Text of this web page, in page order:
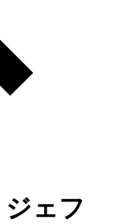
ジェフ